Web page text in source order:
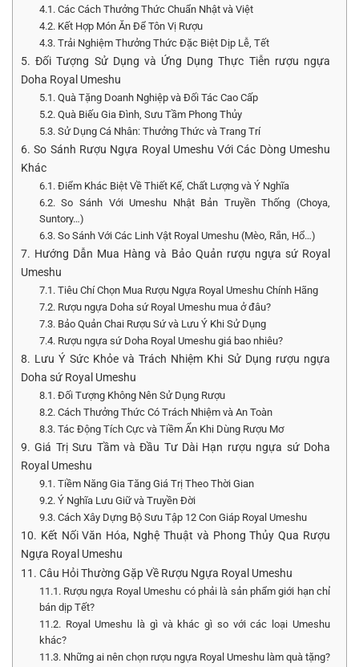
4.1. Các Cách Thưởng Thức Chuẩn Nhật và Việt
4.2. Kết Hợp Món Ăn Để Tôn Vị Rượu
4.3. Trải Nghiệm Thưởng Thức Đặc Biệt Dịp Lễ, Tết
5. Đối Tượng Sử Dụng và Ứng Dụng Thực Tiễn rượu ngựa
Doha Royal Umeshu
5.1. Quà Tặng Doanh Nghiệp và Đối Tác Cao Cấp
5.2. Quà Biếu Gia Đình, Sưu Tầm Phong Thủy
5.3. Sử Dụng Cá Nhân: Thưởng Thức và Trang Trí
6. So Sánh Rượu Ngựa Royal Umeshu Với Các Dòng Umeshu
Khác
6.1. Điểm Khác Biệt Về Thiết Kế, Chất Lượng và Ý Nghĩa
6.2. So Sánh Với Umeshu Nhật Bản Truyền Thống (Choya,
Suntory…)
6.3. So Sánh Với Các Linh Vật Royal Umeshu (Mèo, Rắn, Hổ…)
7. Hướng Dẫn Mua Hàng và Bảo Quản rượu ngựa sứ Royal
Umeshu
7.1. Tiêu Chí Chọn Mua Rượu Ngựa Royal Umeshu Chính Hãng
7.2. Rượu ngựa Doha sứ Royal Umeshu mua ở đâu?
7.3. Bảo Quản Chai Rượu Sứ và Lưu Ý Khi Sử Dụng
7.4. Rượu ngựa sứ Doha Royal Umeshu giá bao nhiêu?
8. Lưu Ý Sức Khỏe và Trách Nhiệm Khi Sử Dụng rượu ngựa
Doha sứ Royal Umeshu
8.1. Đối Tượng Không Nên Sử Dụng Rượu
8.2. Cách Thưởng Thức Có Trách Nhiệm và An Toàn
8.3. Tác Động Tích Cực và Tiềm Ẩn Khi Dùng Rượu Mơ
9. Giá Trị Sưu Tầm và Đầu Tư Dài Hạn rượu ngựa sứ Doha
Royal Umeshu
9.1. Tiềm Năng Gia Tăng Giá Trị Theo Thời Gian
9.2. Ý Nghĩa Lưu Giữ và Truyền Đời
9.3. Cách Xây Dựng Bộ Sưu Tập 12 Con Giáp Royal Umeshu
10. Kết Nối Văn Hóa, Nghệ Thuật và Phong Thủy Qua Rượu
Ngựa Royal Umeshu
11. Câu Hỏi Thường Gặp Về Rượu Ngựa Royal Umeshu
11.1. Rượu ngựa Royal Umeshu có phải là sản phẩm giới hạn chỉ
bán dịp Tết?
11.2. Royal Umeshu là gì và khác gì so với các loại Umeshu
khác?
11.3. Những ai nên chọn rượu ngựa Royal Umeshu làm quà tặng?